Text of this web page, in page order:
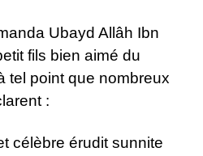
Ubayd Allâh Ibn
fils bien aimé du
tel point que nombreux
:
célèbre érudit sunnite